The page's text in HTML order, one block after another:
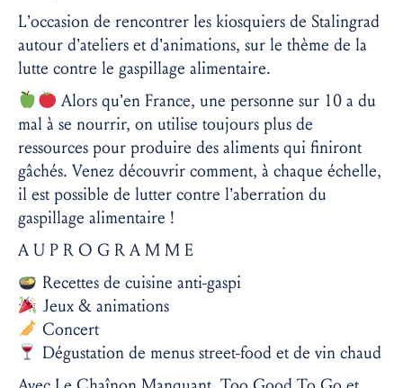
L’occasion de rencontrer les kiosquiers de Stalingrad
autour d’ateliers et d’animations, sur le thème de la
lutte contre le gaspillage alimentaire.
Alors qu’en France, une personne sur 10 a du
mal à se nourrir, on utilise toujours plus de
ressources pour produire des aliments qui finiront
gâchés. Venez découvrir comment, à chaque échelle,
il est possible de lutter contre l’aberration du
gaspillage alimentaire !
A U P R O G R A M M E
Recettes de cuisine anti-gaspi
Jeux & animations
Concert
Dégustation de menus street-food et de vin chaud